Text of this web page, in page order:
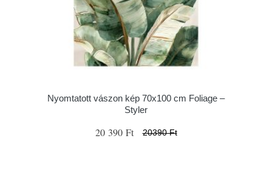
Nyomtatott vászon kép 70x100 cm Foliage –
Styler
20 390 Ft 20390 Ft